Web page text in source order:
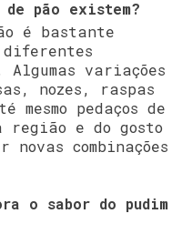
pão existem?
é bastante
variações
nozes, raspas
pedaços de
região e do gosto
combinações
o sabor do pudim